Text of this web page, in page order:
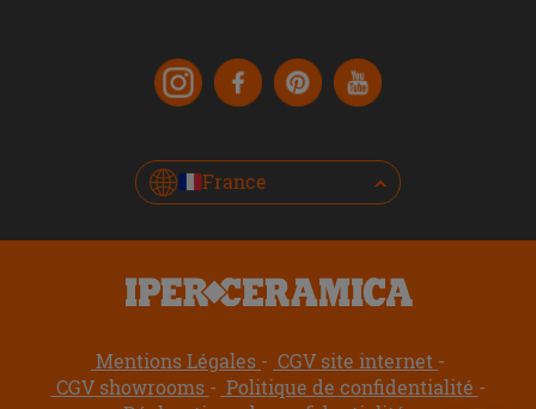
France
Mentions Légales
CGV site internet
CGV showrooms
Politique de confidentialité